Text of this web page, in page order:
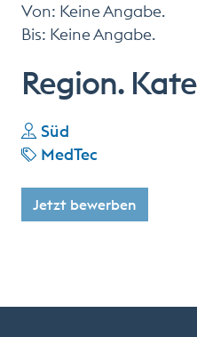
Von: Keine Angabe.
Bis: Keine Angabe.
Region.
Süd
MedTec
Jetzt bewerben